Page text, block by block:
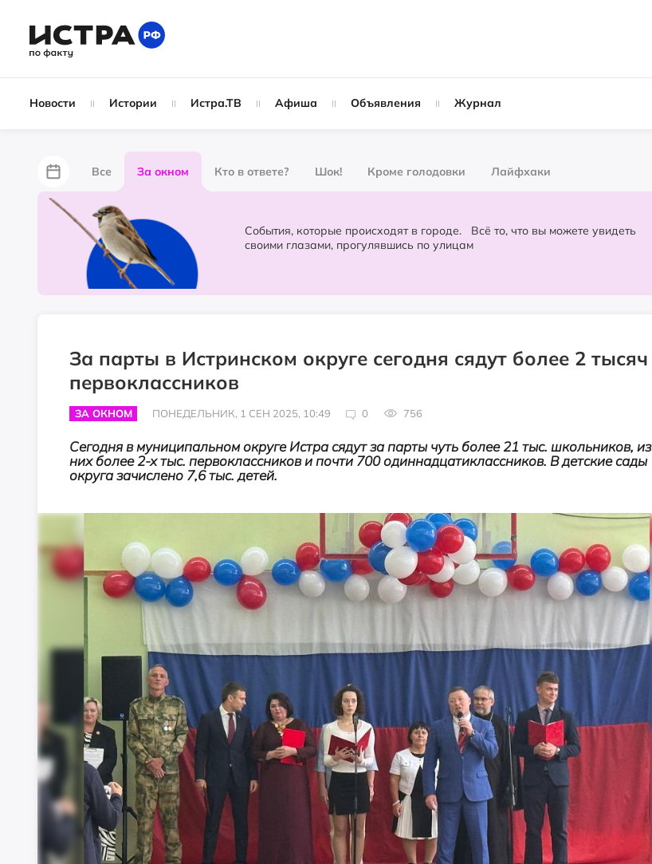
Новости Истории Истра.ТВ Афиша Объявления Журнал
Все За окном Кто в ответе? Шок! Кроме голодовки Лайфхаки
За забором
Партнёрский материал Народные новости Слухи
События, которые происходят в городе. Всё то, что вы можете увидеть
своими глазами, прогулявшись по улицам
За парты в Истринском округе сегодня сядут более 2 тысяч
первоклассников
ЗА ОКНОМ ПОНЕДЕЛЬНИК, 1 СЕН 2025, 10:49 0 756
Сегодня в муниципальном округе Истра сядут за парты чуть более 21 тыс. школьников, из
них более 2-х тыс. первоклассников и почти 700 одиннадцатиклассников. В детские сады
округа зачислено 7,6 тыс. детей.